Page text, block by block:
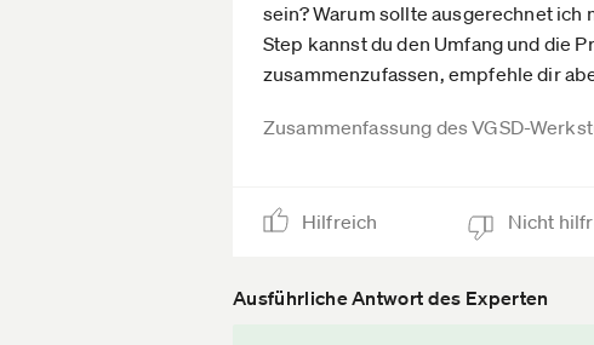
sein? Warum sollte ausgerechnet ich
Step kannst du den Umfang und die
zusammenzufassen, empfehle dir
Zusammenfassung des VGSD-
Hilfreich Nicht
Ausführliche Antwort des Experten